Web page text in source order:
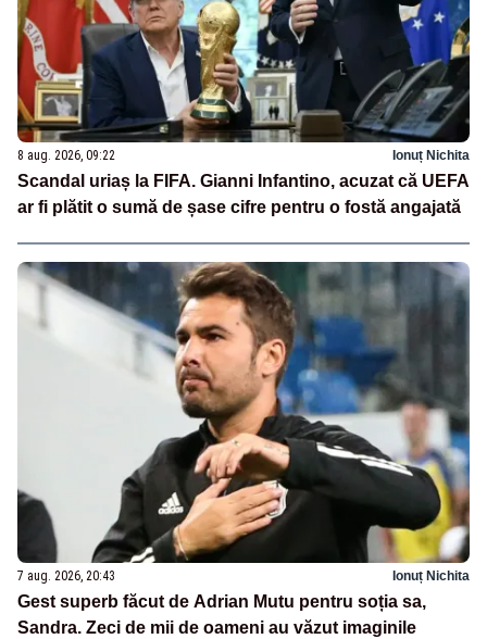
8 aug. 2026, 09:22 Ionuț Nichita
Scandal uriaș la FIFA. Gianni Infantino, acuzat că UEFA
ar fi plătit o sumă de șase cifre pentru o fostă angajată
7 aug. 2026, 20:43 Ionuț Nichita
Gest superb făcut de Adrian Mutu pentru soția sa,
Sandra. Zeci de mii de oameni au văzut imaginile